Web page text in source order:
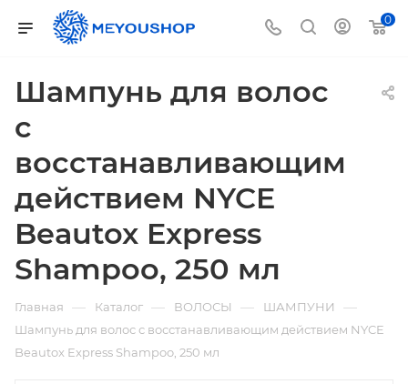
0
Шампунь для волос
с
восстанавливающим
действием NYCE
Beautox Express
Shampoo, 250 мл
Главная — Каталог — ВОЛОСЫ — ШАМПУНИ —
Шампунь для волос с восстанавливающим действием NYCE
Beautox Express Shampoo, 250 мл